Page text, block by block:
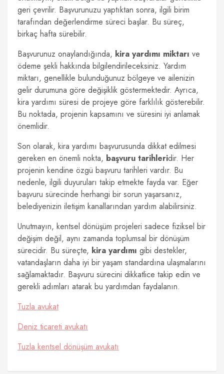
geri çevrilir. Başvurunuzu yaptıktan sonra, ilgili birim
tarafından değerlendirme süreci başlar. Bu süreç,
birkaç hafta sürebilir.
Başvurunuz onaylandığında, kira yardımı miktarı ve
ödeme şekli hakkında bilgilendirileceksiniz. Yardım
miktarı, genellikle bulunduğunuz bölgeye ve ailenizin
gelir durumuna göre değişiklik göstermektedir. Ayrıca,
kira yardımı süresi de projeye göre farklılık gösterebilir.
Bu noktada, projenin kapsamını ve süresini iyi anlamak
önemlidir.
Son olarak, kira yardımı başvurusunda dikkat edilmesi
gereken en önemli nokta, başvuru tarihleridir. Her
projenin kendine özgü başvuru tarihleri vardır. Bu
nedenle, ilgili duyuruları takip etmekte fayda var. Eğer
başvuru sürecinde herhangi bir sorun yaşarsanız,
belediyenizin iletişim kanallarından yardım alabilirsiniz.
Unutmayın, kentsel dönüşüm projeleri sadece fiziksel bir
değişim değil, aynı zamanda toplumsal bir dönüşüm
sürecidir. Bu süreçte, kira yardımı gibi destekler,
vatandaşların daha iyi bir yaşam standardına ulaşmalarını
sağlamaktadır. Başvuru sürecini dikkatlice takip edin ve
gerekli adımları atarak bu yardımdan faydalanın.
Tuzla avukat
Deniz ticareti avukatı
Tuzla kentsel dönüşüm avukatı